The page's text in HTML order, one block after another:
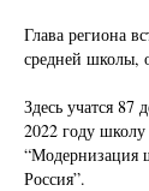
Глава региона
средней школы,
Здесь учатся 87
2022 году
“Модернизация
Россия”.